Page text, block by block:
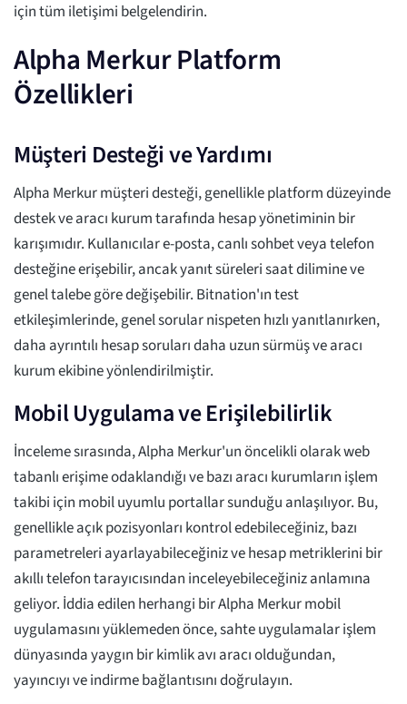
için tüm iletişimi belgelendirin.
Alpha Merkur Platform
Özellikleri
Müşteri Desteği ve Yardımı
Alpha Merkur müşteri desteği, genellikle platform düzeyinde
destek ve aracı kurum tarafında hesap yönetiminin bir
karışımıdır. Kullanıcılar e-posta, canlı sohbet veya telefon
desteğine erişebilir, ancak yanıt süreleri saat dilimine ve
genel talebe göre değişebilir. Bitnation'ın test
etkileşimlerinde, genel sorular nispeten hızlı yanıtlanırken,
daha ayrıntılı hesap soruları daha uzun sürmüş ve aracı
kurum ekibine yönlendirilmiştir.
Mobil Uygulama ve Erişilebilirlik
İnceleme sırasında, Alpha Merkur'un öncelikli olarak web
tabanlı erişime odaklandığı ve bazı aracı kurumların işlem
takibi için mobil uyumlu portallar sunduğu anlaşılıyor. Bu,
genellikle açık pozisyonları kontrol edebileceğiniz, bazı
parametreleri ayarlayabileceğiniz ve hesap metriklerini bir
akıllı telefon tarayıcısından inceleyebileceğiniz anlamına
geliyor. İddia edilen herhangi bir Alpha Merkur mobil
uygulamasını yüklemeden önce, sahte uygulamalar işlem
dünyasında yaygın bir kimlik avı aracı olduğundan,
yayıncıyı ve indirme bağlantısını doğrulayın.